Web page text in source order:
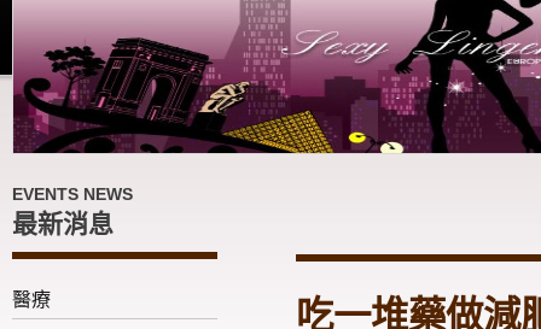
EVENTS NEWS
最新消息
醫療
吃一堆藥做減